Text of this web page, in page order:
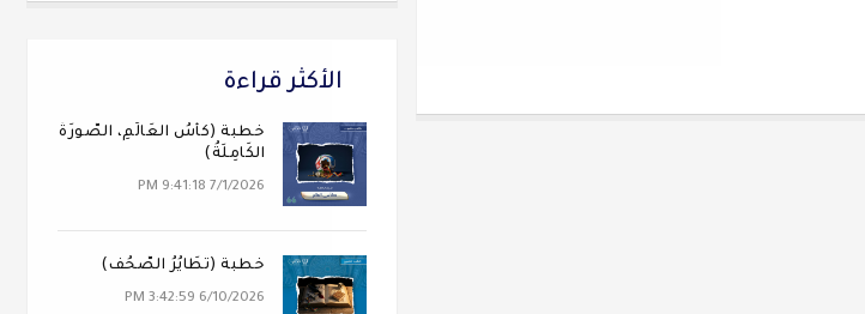
الأكثر قراءة
خطبة (كَأسُ العَالَمِ، الصُّورَةُ
الكَامِلَةُ)
7/1/2026 9:41:18 PM
خطبة (تَطَايُرُ الصُّحُف)
6/10/2026 3:42:59 PM